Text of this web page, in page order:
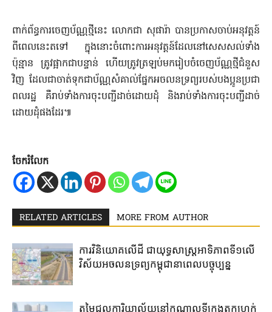
ពាក់ព័ន្ធ​ការចេញ​ប័ណ្ណ​ថ្មី​នេះ លោក​ជា សុផារ៉ា បានប្រកាស​ចាប់​អនុវត្តន៍​
ពី​ពេលនេះ​តទៅ ក្នុងនោះ​ចំពោះ​ការអនុវត្តន៍​ដែល​នៅ​សេសសល់​ទាំង​
ប៉ុន្មាន ត្រូវ​ផ្អាក​ជាបន្ទាន់ ហើយ​ត្រូវ​ត្រឡប់មក​រៀបចំ​ចេញ​ប័ណ្ណ​ថ្មី​ជំនួស​
វិញ ដែលជា​ចាត់ទុកជា​ប័ណ្ណ​សំគាល់​ផ្នែក​អចលនទ្រព្យរ​បស់បង​ប្អូន​ប្រជា
ពលរដ្ឋ គឺ​រាប់ទាំង​ការចុះបញ្ជី​ដាច់​ដោយ​ដុំ និង​រាប់ទាំង​ការចុះបញ្ជី​ដាច់​
ដោយ​ដុំ​ផងដែរ៕
ចែករំលែក
RELATED ARTICLES MORE FROM AUTHOR
ការវិនិយោគ​លើដី​ ជា​យុទ្ធសាស្រ្ត​អាទិភាព​ទី១​លើ​
វិស័យ​អចលនទ្រព្យ​កម្ពុជា​នា​ពេល​បច្ចុប្បន្ន​
តម្លៃជួល​ការិយាល័យ​នៅ​កណ្តាល​ទីក្រុងតូក្យូ​ហក់​